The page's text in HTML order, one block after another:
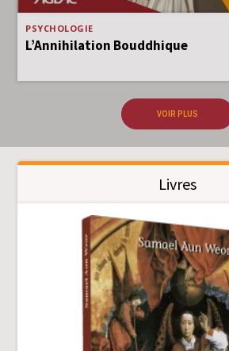
PSYCHOLOGIE
L’Annihilation Bouddhique
VOIR PLUS
Livres